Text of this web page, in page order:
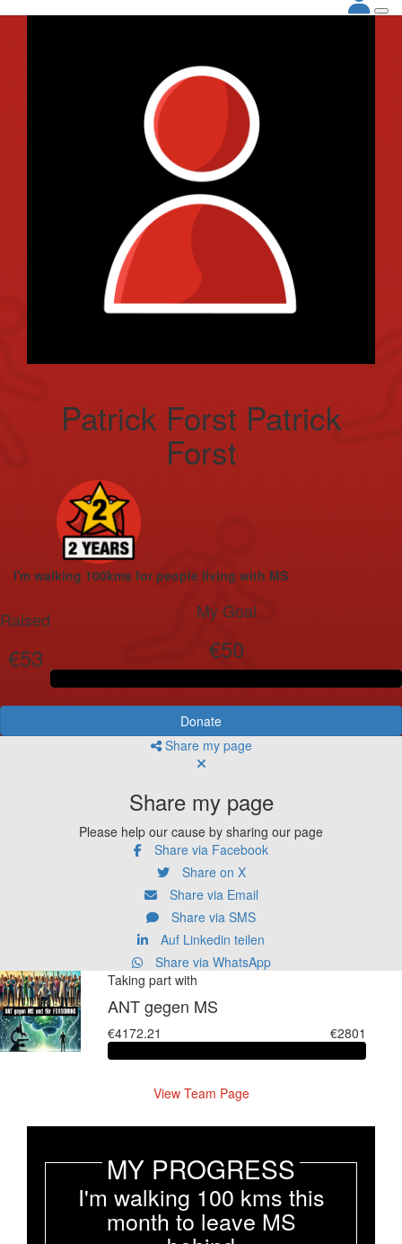
Patrick Forst Patrick
Forst
I'm walking 100kms for people living with MS
Raised
€53
My Goal
€50
Donate
Share my page
Share my page
Please help our cause by sharing our page
Share via Facebook
Share on X
Share via Email
Share via SMS
Auf Linkedin teilen
Share via WhatsApp
Taking part with
ANT gegen MS
€4172.21 €2801
View Team Page
MY PROGRESS
I'm walking 100 kms this
month to leave MS